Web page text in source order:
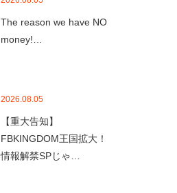
The reason we have NO
money!…
2026.08.05
【重大告知】
FBKINGDOM王国拡大！
情報解禁SPじゃ…